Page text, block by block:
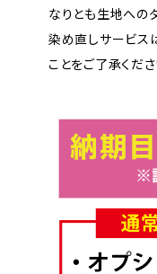
なりとも生地への
染め直しサービス
ことをご了承くださ